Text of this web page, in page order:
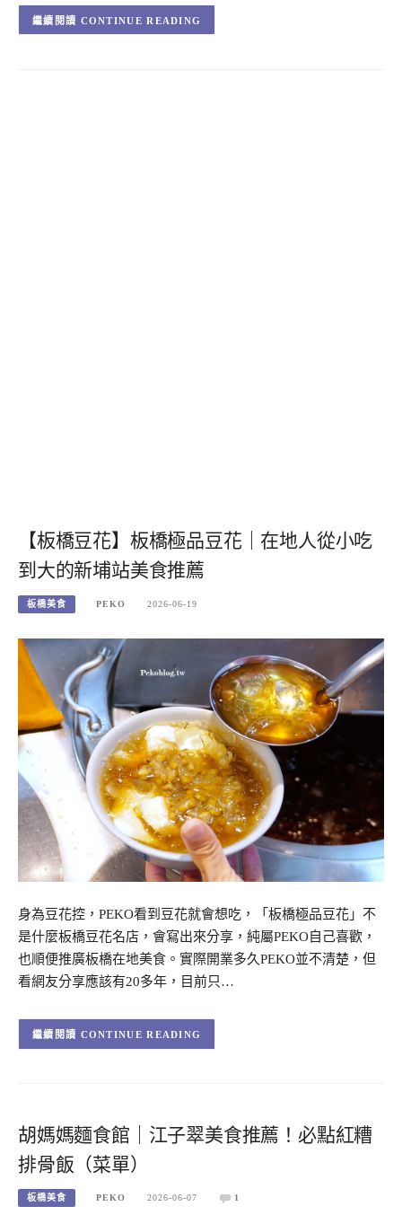
CONTINUE READING
【板橋豆花】板橋極品豆花｜在地人從小吃
到大的新埔站美食推薦
板橋美食 PEKO 2026-06-19
身為豆花控，PEKO看到豆花就會想吃，「板橋極品豆花」不
是什麼板橋豆花名店，會寫出來分享，純屬PEKO自己喜歡，
也順便推廣板橋在地美食。實際開業多久PEKO並不清楚，但
看網友分享應該有20多年，目前只…
CONTINUE READING
胡媽媽麵食館｜江子翠美食推薦！必點紅糟
排骨飯（菜單）
板橋美食 PEKO 2026-06-07 1